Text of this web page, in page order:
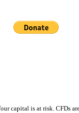
capital is at risk. CFDs